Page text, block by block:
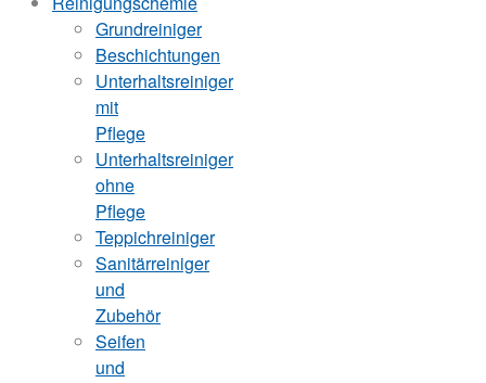
Grundreiniger
Beschichtungen
Unterhaltsreiniger
mit
Pflege
Unterhaltsreiniger
ohne
Pflege
Teppichreiniger
Sanitärreiniger
und
Zubehör
Seifen
und